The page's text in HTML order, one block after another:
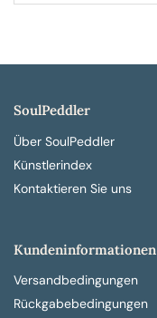
SoulPeddler
Über SoulPeddler
Künstlerindex
Kontaktieren Sie uns
Kundeninformationen
Versandbedingungen
Rückgabebedingungen